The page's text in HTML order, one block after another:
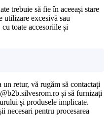
trebuie să fie în aceeași stare
utilizare excesivă sau
toate accesoriile și
retur, vă rugăm să contactați
și să furnizați
și produsele implicate.
necesari pentru procesarea